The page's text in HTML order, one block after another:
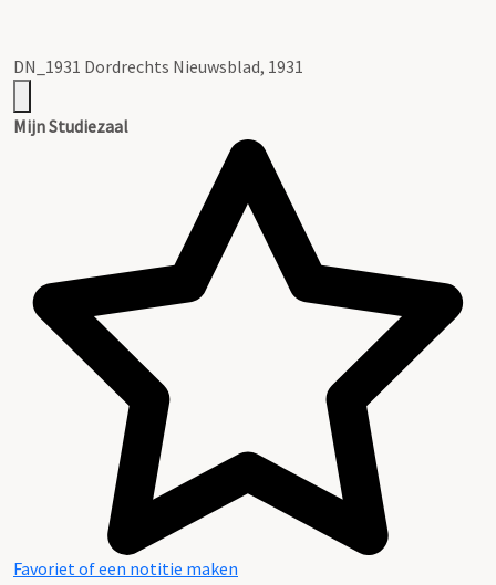
DN_1931 Dordrechts Nieuwsblad, 1931
Mijn Studiezaal
Favoriet of een notitie maken